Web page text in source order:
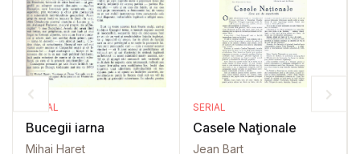
SERIAL
Bucegii iarna
Mihai Haret
SERIAL
Casele Naţionale
Jean Bart